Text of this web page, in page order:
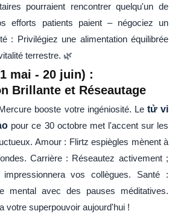
pourraient rencontrer quelqu'un de
efforts patients paient – négociez un
: Privilégiez une alimentation équilibrée
terrestre. 🌿
mai - 20 juin) :
Brillante et Réseautage
booste votre ingéniosité. Le tử vi
pour ce 30 octobre met l'accent sur les
Amour : Flirtz espiègles mènent à
Carrière : Réseautez activement ;
vos collègues. Santé :
mental avec des pauses méditatives.
votre superpouvoir aujourd'hui !